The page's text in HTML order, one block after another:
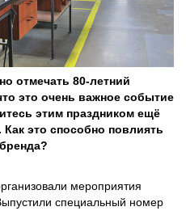
отмечать 80‑летний
это очень важное событие
этим праздником ещё
это способно повлиять
мероприятия
специальный номер